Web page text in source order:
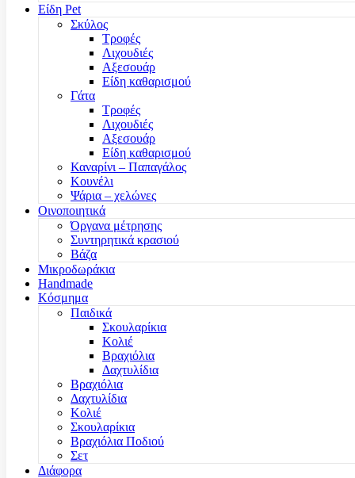
Είδη Pet
Σκύλος
Τροφές
Λιχουδιές
Αξεσουάρ
Είδη καθαρισμού
Γάτα
Τροφές
Λιχουδιές
Αξεσουάρ
Είδη καθαρισμού
Καναρίνι – Παπαγάλος
Κουνέλι
Ψάρια – χελώνες
Οινοποιητικά
Όργανα μέτρησης
Συντηρητικά κρασιού
Βάζα
Μικροδωράκια
Handmade
Κόσμημα
Παιδικά
Σκουλαρίκια
Κολιέ
Βραχιόλια
Δαχτυλίδια
Βραχιόλια
Δαχτυλίδια
Κολιέ
Σκουλαρίκια
Βραχιόλια Ποδιού
Σετ
Διάφορα